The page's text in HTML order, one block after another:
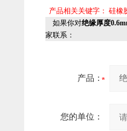
产品相关关键字： 硅橡
如果你对绝缘厚度
家联系：
产品：
您的单位：